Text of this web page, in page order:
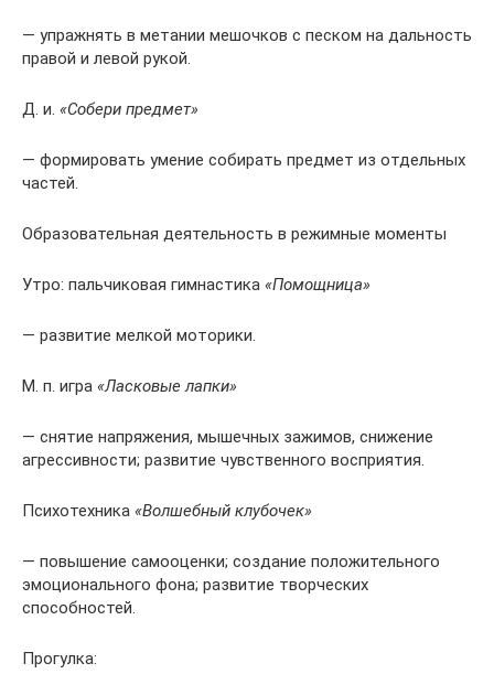
— упражнять в метании мешочков с песком на дальность
правой и левой рукой.
Д. и. «Собери предмет»
— формировать умение собирать предмет из отдельных
частей.
Образовательная деятельность в режимные моменты
Утро: пальчиковая гимнастика «Помощница»
— развитие мелкой моторики.
М. п. игра «Ласковые лапки»
— снятие напряжения, мышечных зажимов, снижение
агрессивности; развитие чувственного восприятия.
Психотехника «Волшебный клубочек»
— повышение самооценки; создание положительного
эмоционального фона; развитие творческих
способностей.
Прогулка: